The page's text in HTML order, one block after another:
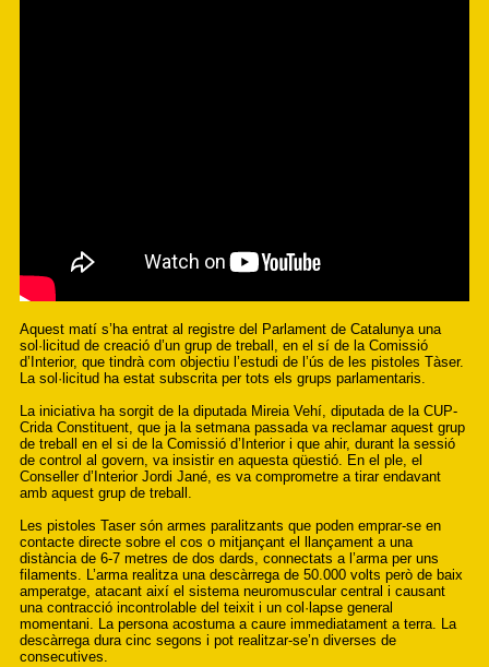
Aquest matí s’ha entrat al registre del Parlament de Catalunya una
sol·licitud de creació d’un grup de treball, en el sí de la Comissió
d’Interior, que tindrà com objectiu l’estudi de l’ús de les pistoles Tàser.
La sol·licitud ha estat subscrita per tots els grups parlamentaris.
La iniciativa ha sorgit de la diputada Mireia Vehí, diputada de la CUP-
Crida Constituent, que ja la setmana passada va reclamar aquest grup
de treball en el si de la Comissió d’Interior i que ahir, durant la sessió
de control al govern, va insistir en aquesta qüestió. En el ple, el
Conseller d’Interior Jordi Jané, es va comprometre a tirar endavant
amb aquest grup de treball.
Les pistoles Taser són armes paralitzants que poden emprar-se en
contacte directe sobre el cos o mitjançant el llançament a una
distància de 6-7 metres de dos dards, connectats a l’arma per uns
filaments. L’arma realitza una descàrrega de 50.000 volts però de baix
amperatge, atacant així el sistema neuromuscular central i causant
una contracció incontrolable del teixit i un col·lapse general
momentani. La persona acostuma a caure immediatament a terra. La
descàrrega dura cinc segons i pot realitzar-se’n diverses de
consecutives.